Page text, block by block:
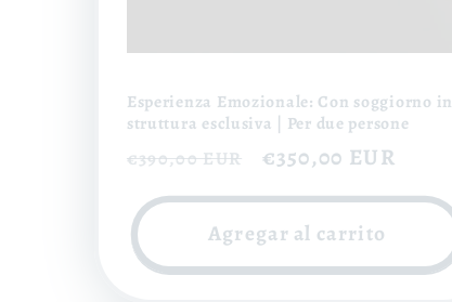
Esperienza Emozionale: Con soggiorno in
struttura esclusiva | Per due persone
Precio
€390,00 EUR
Precio
oferta
€350,00 EUR
Agregar al carrito